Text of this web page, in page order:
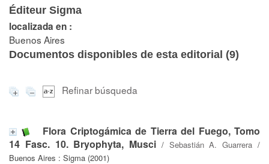
Éditeur Sigma
localizada en :
Buenos Aires
Documentos disponibles de esta editorial (9)
Refinar búsqueda
Flora Criptogámica de Tierra del Fuego, Tomo
14 Fasc. 10. Bryophyta, Musci / Sebastián A. Guarrera /
Buenos Aires : Sigma (2001)